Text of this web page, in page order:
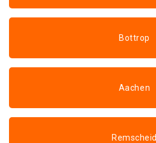
Bottrop
Aachen
Remscheid